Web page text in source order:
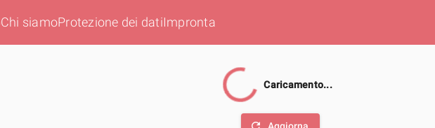
Chi siamoProtezione dei datiImpronta
Caricamento...